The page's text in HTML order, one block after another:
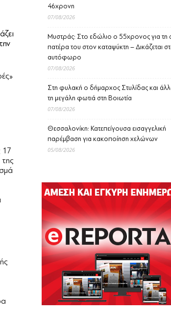
17
46χρονη
07/08/2026
Μυστράς: Στο εδώλιο ο 55χρονος για τη
πατέρα του στον καταψύκτη – Δικάζεται
αυτόφωρο
07/08/2026
Στη φυλακή ο δήμαρχος Στυλίδας και
τη μεγάλη φωτιά στη Βοιωτία
07/08/2026
Θεσσαλονίκη: Κατεπείγουσα εισαγγελική
παρέμβαση για κακοποίηση χελώνων
05/08/2026